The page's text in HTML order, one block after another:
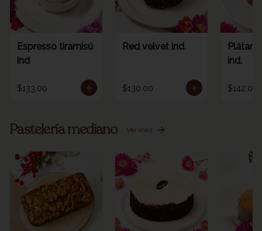
Espresso tiramisú
ind
$133.00
Red velvet ind.
$130.00
ind.
$142.00
Pastelería mediano Ver más